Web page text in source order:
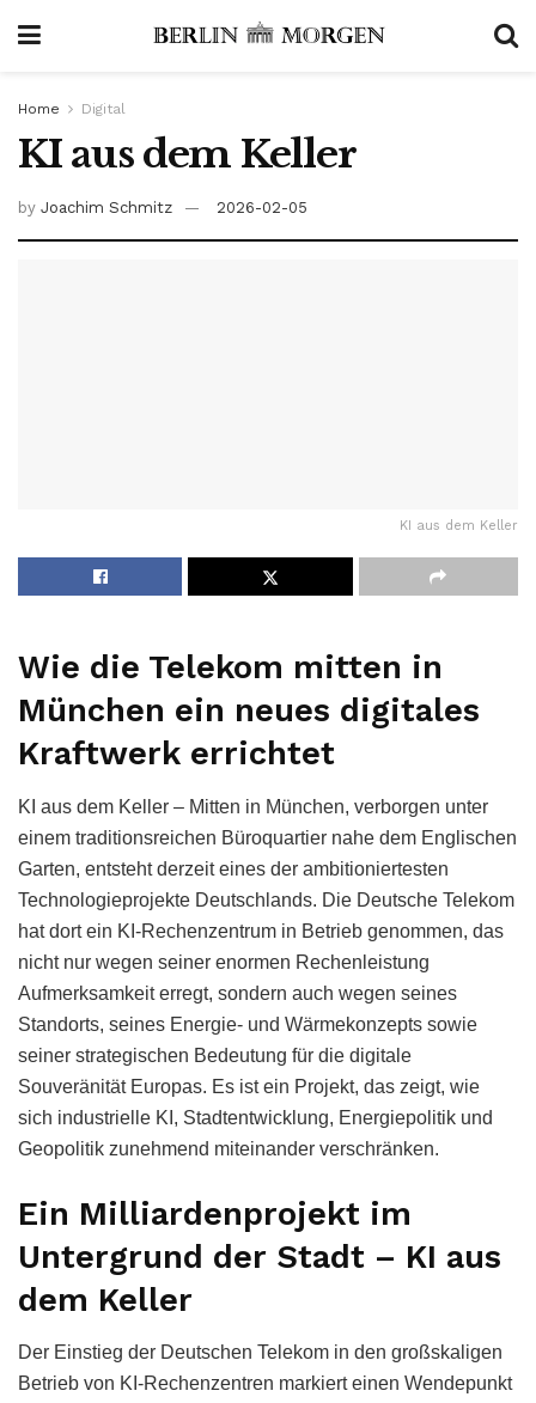
Home Digital
KI aus dem Keller
by Joachim Schmitz 2026-02-05
KI aus dem Keller
Wie die Telekom mitten in
München ein neues digitales
Kraftwerk errichtet
KI aus dem Keller – Mitten in München, verborgen unter
einem traditionsreichen Büroquartier nahe dem Englischen
Garten, entsteht derzeit eines der ambitioniertesten
Technologieprojekte Deutschlands. Die Deutsche Telekom
hat dort ein KI-Rechenzentrum in Betrieb genommen, das
nicht nur wegen seiner enormen Rechenleistung
Aufmerksamkeit erregt, sondern auch wegen seines
Standorts, seines Energie- und Wärmekonzepts sowie
seiner strategischen Bedeutung für die digitale
Souveränität Europas. Es ist ein Projekt, das zeigt, wie
sich industrielle KI, Stadtentwicklung, Energiepolitik und
Geopolitik zunehmend miteinander verschränken.
Ein Milliardenprojekt im
Untergrund der Stadt – KI aus
dem Keller
Der Einstieg der Deutschen Telekom in den großskaligen
Betrieb von KI-Rechenzentren markiert einen Wendepunkt